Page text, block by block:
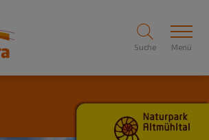
Suche Menü